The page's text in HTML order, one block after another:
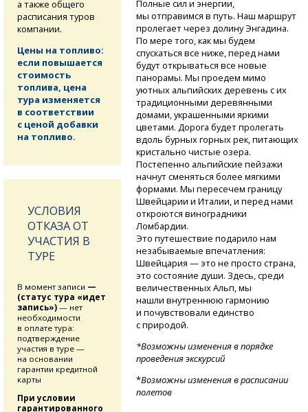
Полные сил и энергии,
мы отправимся в путь. Наш маршрут
пролегает через долину Энгадина.
По мере того, как мы будем
спускаться все ниже, перед нами
будут открываться все новые
панорамы. Мы проедем мимо
уютных альпийских деревень с их
традиционными деревянными
домами, украшенными яркими
цветами. Дорога будет пролегать
вдоль бурных горных рек, питающих
кристально чистые озера.
Постепенно альпийские пейзажи
начнут сменяться более мягкими
формами. Мы пересечем границу
Швейцарии и Италии, и перед нами
откроются виноградники
Ломбардии.
Это путешествие подарило нам
незабываемые впечатления:
Швейцария — это не просто страна,
это состояние души. Здесь, среди
величественных Альп, мы
нашли внутреннюю гармонию
и почувствовали единство
с природой.
*Возможны изменения в порядке
проведения экскурсий
*Возможны изменения в расписании
полетов
а также общего
расписания туров
компании.
Цены на топливо:
если повышается
стоимость
топлива, цена
тура изменяется
в соответствии
с ценой добавки
на топливо.
УСЛОВИЯ
ОТКАЗА ОТ
УЧАСТИЯ В
ТУРЕ
В момент записи —
(статус тура «идет
запись») — нет
необходимости
в оплате тура:
подтверждение
участия в туре —
на основании
гарантии кредитной
карты
При условии
гарантированного